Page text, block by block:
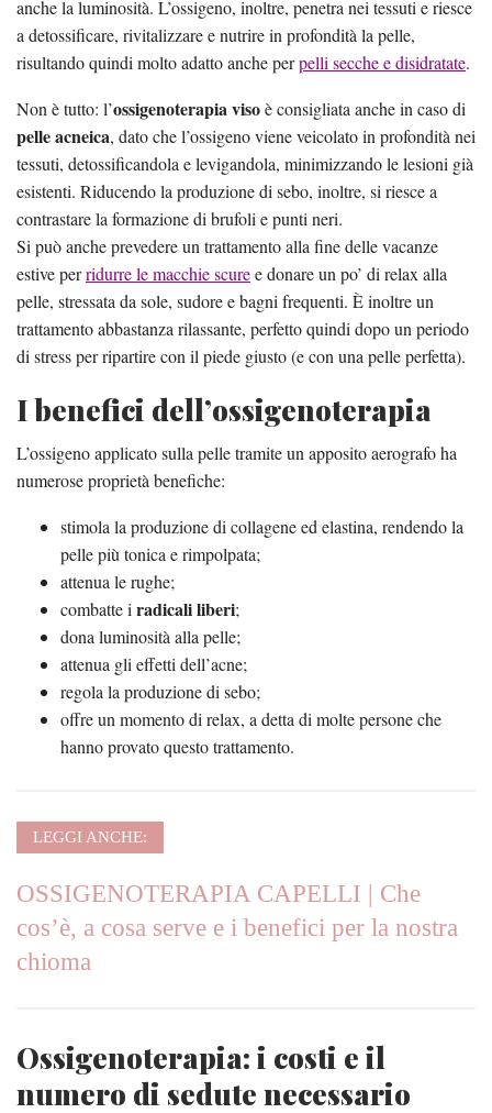
anche la luminosità. L’ossigeno, inoltre, penetra nei tessuti e riesce
a detossificare, rivitalizzare e nutrire in profondità la pelle,
risultando quindi molto adatto anche perpelli secche e disidratate.
Non è tutto: l’ossigenoterapia visoè consigliata anche in caso di
pelle acneica, dato che l’ossigeno viene veicolato in profondità nei
tessuti, detossificandola e levigandola, minimizzando le lesioni già
esistenti. Riducendo la produzione di sebo, inoltre, si riesce a
contrastare la formazione di brufoli e punti neri.
Si può anche prevedere un trattamento alla fine delle vacanze
estive perridurre le macchie scuree donare un po’ di relax alla
pelle, stressata da sole, sudore e bagni frequenti. È inoltre un
trattamento abbastanza rilassante, perfetto quindi dopo un periodo
di stress per ripartire con il piede giusto (e con una pelle perfetta).
I benefici dell’ossigenoterapia
L’ossigeno applicato sulla pelle tramite un apposito aerografo ha
numerose proprietà benefiche:
stimola la produzione di collagene ed elastina, rendendo la
pelle più tonica e rimpolpata;
attenua le rughe;
combatte iradicali liberi;
dona luminosità alla pelle;
attenua gli effetti dell’acne;
regola la produzione di sebo;
offre un momento di relax, a detta di molte persone che
hanno provato questo trattamento.
LEGGI ANCHE:
OSSIGENOTERAPIA CAPELLI | Che
cos’è, a cosa serve e i benefici per la nostra
chioma
Ossigenoterapia: i costi e il
numero di sedute necessario